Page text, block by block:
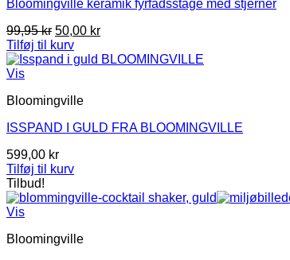
Bloomingville keramik fyrfadsstage med stjerner
99,95kr Den
oprindelige
pris
50,00 krDen
pris
Tilføj til kurv
Vis
Bloomingville
ISSPAND I GULD FRA BLOOMINGVILLE
599,00 kr
Tilføj til kurv
Tilbud!
Vis
Bloomingville